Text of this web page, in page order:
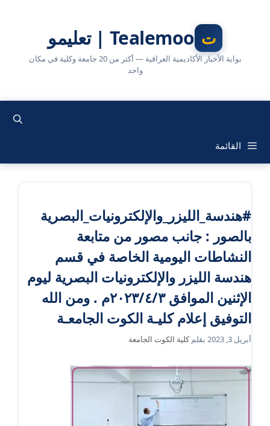
Tealemoo | تعليمو
بوابة الأخبار الأكاديمية العراقية — أكثر من 20 جامعة وكلية في مكان
واحد
القائمة
#هندسة_الليزر_والإلكترونيات_البصرية
بالصور : جانب مصور من متابعة
النشاطات اليومية الخاصة في قسم
هندسة الليزر والإلكترونيات البصرية ليوم
الإثنين الموافق ٢٠٢٣/٤/٣م . ومن الله
التوفيق إعلام كليـة الكوت الجامعـة
أبريل 3, 2023 بقلمكلية الكوت الجامعة